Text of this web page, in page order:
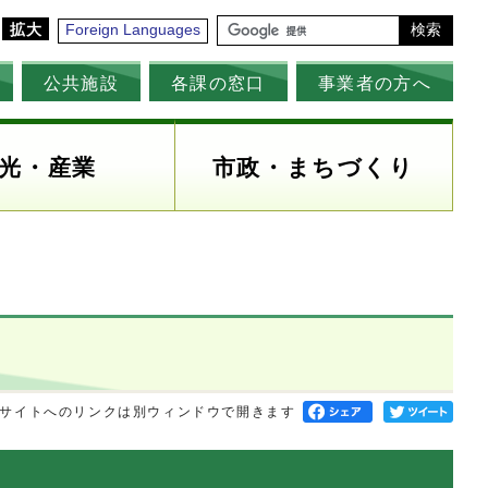
拡大 Foreign Languages 検索
公共施設 各課の窓口 事業者の方へ
・産業 市政・まちづくり
イトへのリンクは別ウィンドウで開きます